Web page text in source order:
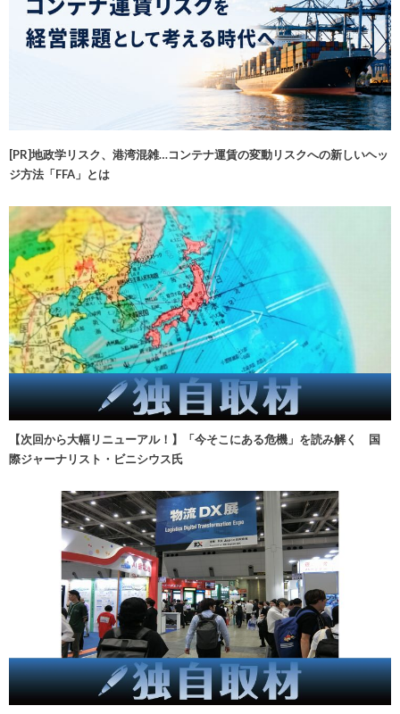
[PR]地政学リスク、港湾混雑…コンテナ運賃の変動リスクへの新しいヘッ
ジ方法「FFA」とは
【次回から大幅リニューアル！】「今そこにある危機」を読み解く 国
際ジャーナリスト・ビニシウス氏